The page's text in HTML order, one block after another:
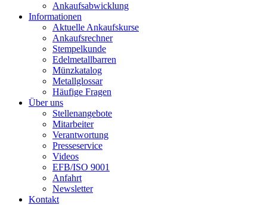
Ankaufsabwicklung
Informationen
Aktuelle Ankaufskurse
Ankaufsrechner
Stempelkunde
Edelmetallbarren
Münzkatalog
Metallglossar
Häufige Fragen
Über uns
Stellenangebote
Mitarbeiter
Verantwortung
Presseservice
Videos
EFB/ISO 9001
Anfahrt
Newsletter
Kontakt